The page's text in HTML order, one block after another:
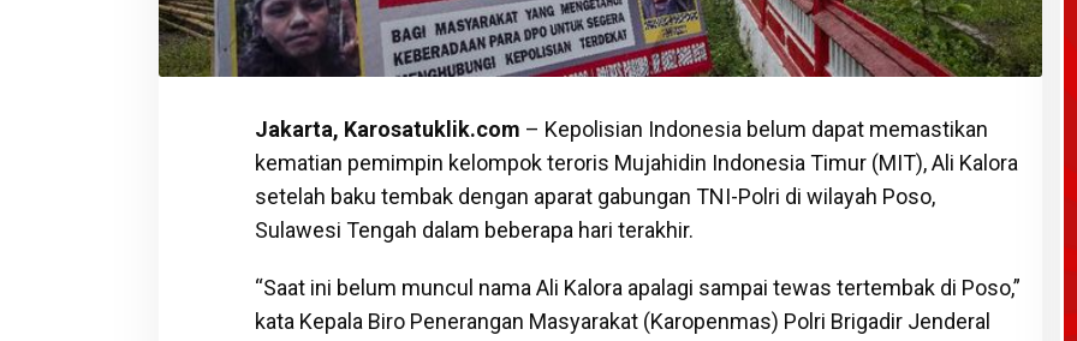
Jakarta, Karosatuklik.com – Kepolisian Indonesia belum dapat memastikan
kematian pemimpin kelompok teroris Mujahidin Indonesia Timur (MIT), Ali Kalora
setelah baku tembak dengan aparat gabungan TNI-Polri di wilayah Poso,
Sulawesi Tengah dalam beberapa hari terakhir.
“Saat ini belum muncul nama Ali Kalora apalagi sampai tewas tertembak di Poso,”
kata Kepala Biro Penerangan Masyarakat (Karopenmas) Polri Brigadir Jenderal